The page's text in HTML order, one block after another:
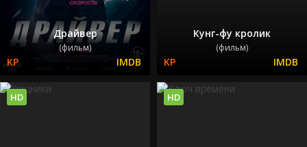
Драйвер
(фильм)
Кунг-фу кролик
(фильм)
HD HD